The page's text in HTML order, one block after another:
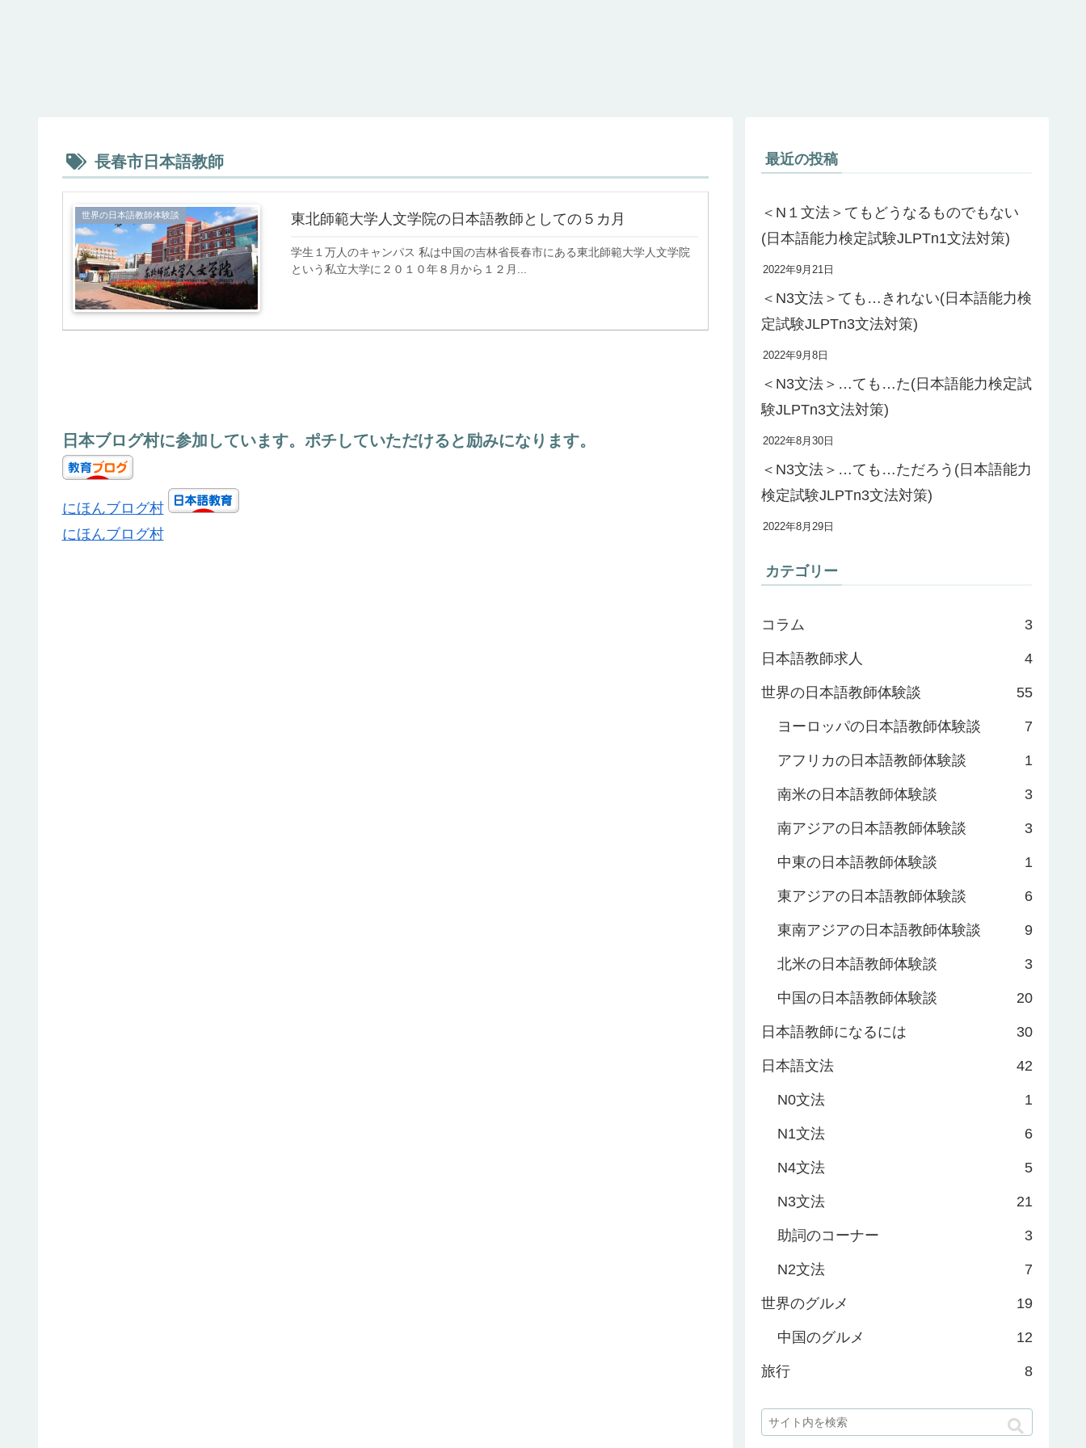
長春市日本語教師
世界の日本語教師体験談 東北師範大学人文学院の日本語教師としての５カ月
学生１万人のキャンパス 私は中国の吉林省長春市にある東北師範大学人文学院
という私立大学に２０１０年８月から１２月...
日本ブログ村に参加しています。ポチしていただけると励みになります。
にほんブログ村
にほんブログ村
最近の投稿
＜N１文法＞てもどうなるものでもない
(日本語能力検定試験JLPTn1文法対策)
2022年9月21日
＜N3文法＞ても…きれない(日本語能力検
定試験JLPTn3文法対策)
2022年9月8日
＜N3文法＞…ても…た(日本語能力検定試
験JLPTn3文法対策)
2022年8月30日
＜N3文法＞…ても…ただろう(日本語能力
検定試験JLPTn3文法対策)
2022年8月29日
カテゴリー
コラム 3
日本語教師求人 4
世界の日本語教師体験談 55
ヨーロッパの日本語教師体験談 7
アフリカの日本語教師体験談 1
南米の日本語教師体験談 3
南アジアの日本語教師体験談 3
中東の日本語教師体験談 1
東アジアの日本語教師体験談 6
東南アジアの日本語教師体験談 9
北米の日本語教師体験談 3
中国の日本語教師体験談 20
日本語教師になるには 30
日本語文法 42
N0文法 1
N1文法 6
N4文法 5
N3文法 21
助詞のコーナー 3
N2文法 7
世界のグルメ 19
中国のグルメ 12
旅行 8